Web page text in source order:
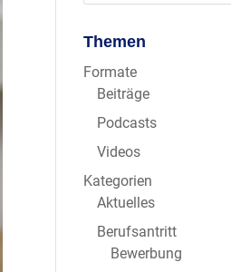
Themen
Formate
Beiträge
Podcasts
Videos
Kategorien
Aktuelles
Berufsantritt
Bewerbung